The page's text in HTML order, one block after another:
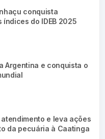
conquista
do IDEB 2025
Argentina e conquista o
atendimento e leva ações
da pecuária à Caatinga